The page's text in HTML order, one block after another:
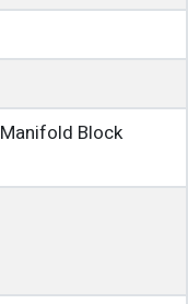
Manifold Block